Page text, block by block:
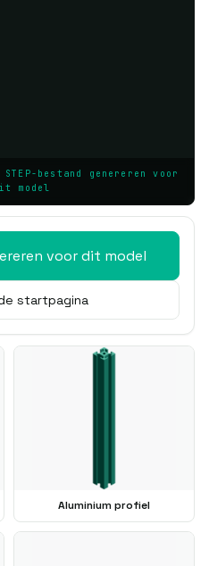
STEP-bestand genereren voor
model
voor dit model
startpagina
Aluminium profiel